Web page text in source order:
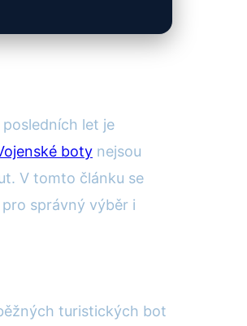
let je
boty nejsou
V tomto článku se
správný výběr i
turistických bot